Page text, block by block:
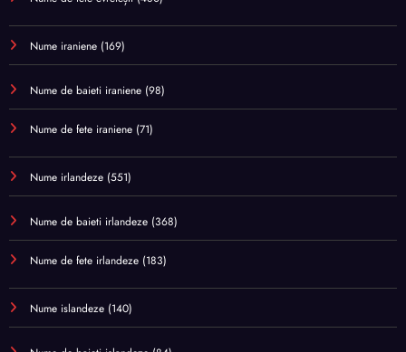
Nume iraniene (169)
Nume de baieti iraniene (98)
Nume de fete iraniene (71)
Nume irlandeze (551)
Nume de baieti irlandeze (368)
Nume de fete irlandeze (183)
Nume islandeze (140)